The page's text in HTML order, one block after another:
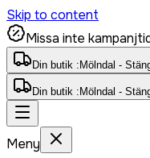
Skip to content
Missa inte
Din butik : Mölndal -
Din butik : Mölndal -
Meny